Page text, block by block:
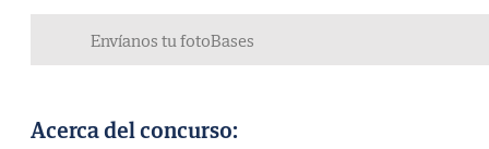
Envíanos tu fotoBases
Acerca del concurso: